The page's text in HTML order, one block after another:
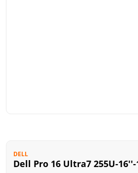
DELL
Dell Pro 16 Ultra7 255U-16''-